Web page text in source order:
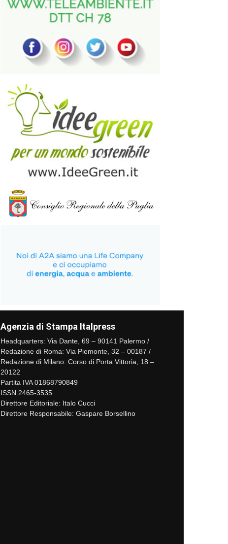
Agenzia di Stampa Italpress
Headquarters: Via Dante, 69 – 90141 Palermo /
Redazione di Roma: Via Piemonte, 32 – 00187 /
Redazione di Milano: Corso di Porta Vittoria, 18 –
20122
Partita IVA 01868790849
ISSN 2465-3535
Direttore Editoriale: Italo Cucci
Direttore Responsabile: Gaspare Borsellino